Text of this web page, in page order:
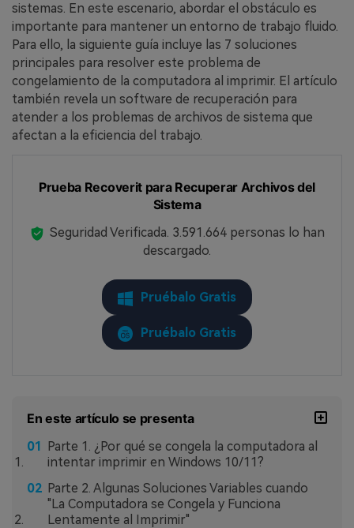
sistemas. En este escenario, abordar el obstáculo es
importante para mantener un entorno de trabajo fluido.
Para ello, la siguiente guía incluye las 7 soluciones
principales para resolver este problema de
congelamiento de la computadora al imprimir. El artículo
también revela un software de recuperación para
atender a los problemas de archivos de sistema que
afectan a la eficiencia del trabajo.
Prueba Recoverit para Recuperar Archivos del
Sistema
Seguridad Verificada. 3.591.664 personas lo han
descargado.
Pruébalo Gratis
Pruébalo Gratis
En este artículo se presenta
Parte 1. ¿Por qué se congela la computadora al
intentar imprimir en Windows 10/11?
Parte 2. Algunas Soluciones Variables cuando
"La Computadora se Congela y Funciona
Lentamente al Imprimir"